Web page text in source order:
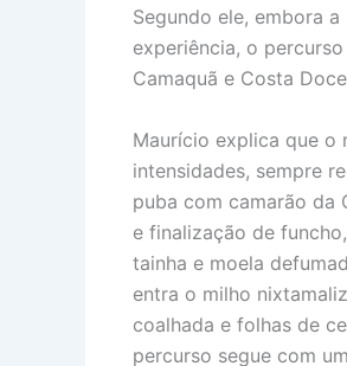
Segundo ele, embora
experiência, o
Camaquã e Costa
Maurício explica que o
intensidades, sempre
puba com camarão da
e finalização de
tainha e moela
entra o milho
coalhada e folhas de
percurso segue com